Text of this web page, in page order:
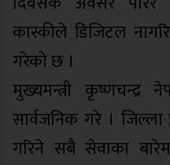
कास्कीले डिजिटल
गरेको छ ।
मुख्यमन्त्री कृष्णचन्द्र
सार्वजनिक गरे । जिल्ला
गरिने सबै सेवाका